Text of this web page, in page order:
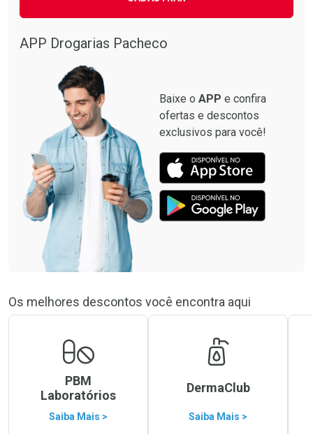
Comprar sem Desconto
Comprar sem Desconto
Por R$ 32,59/cada
APP Drogarias Pacheco
Baixe o APP e confira
ofertas e descontos
exclusivos para você!
Os melhores descontos você encontra aqui
PBM
Laboratórios
Saiba Mais >
DermaClub
Saiba Mais >